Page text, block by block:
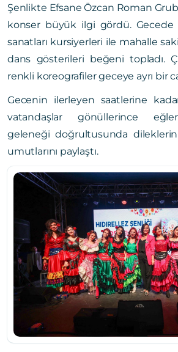
Şenlikte Efsane Özcan Roman
konser büyük ilgi gördü. Gecede
sanatları kursiyerleri ile mahalle
dans gösterileri beğeni topladı.
renkli koreografiler geceye ayrı bir
Gecenin ilerleyen saatlerine
vatandaşlar gönüllerince
geleneği doğrultusunda
umutlarını paylaştı.